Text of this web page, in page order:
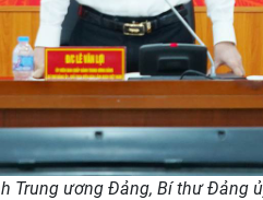
Trung ương Đảng, Bí thư Đảng